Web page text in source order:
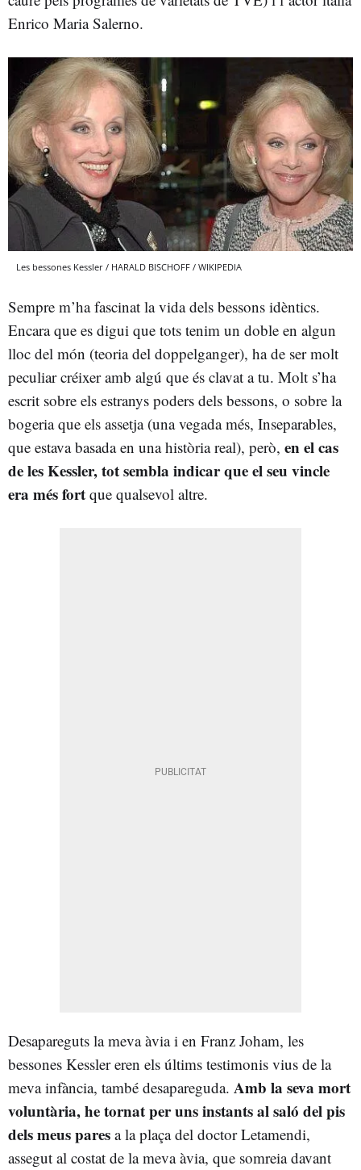
Enrico Maria Salerno.
Les bessones Kessler / HARALD BISCHOFF / WIKIPEDIA
Sempre m’ha fascinat la vida dels bessons idèntics.
Encara que es digui que tots tenim un doble en algun
lloc del món (teoria del doppelganger), ha de ser molt
peculiar créixer amb algú que és clavat a tu. Molt s’ha
escrit sobre els estranys poders dels bessons, o sobre la
bogeria que els assetja (una vegada més, Inseparables,
que estava basada en una història real), però, en el cas
de les Kessler, tot sembla indicar que el seu vincle
era més fort que qualsevol altre.
Desapareguts la meva àvia i en Franz Joham, les
bessones Kessler eren els últims testimonis vius de la
meva infància, també desapareguda. Amb la seva mort
voluntària, he tornat per uns instants al saló del pis
dels meus pares a la plaça del doctor Letamendi,
assegut al costat de la meva àvia, que somreia davant